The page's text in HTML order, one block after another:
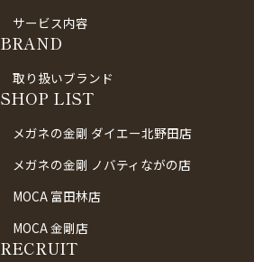
サービス内容
BRAND
取り扱いブランド
SHOP LIST
メガネの金剛 ダイエー北野田店
メガネの金剛 ノバティながの店
MOCA 富田林店
MOCA 金剛店
RECRUIT